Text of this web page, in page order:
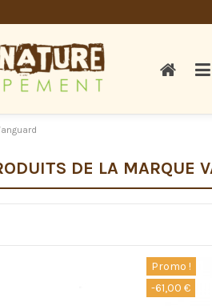
DE LA MARQUE
Promo !
-61,00 €